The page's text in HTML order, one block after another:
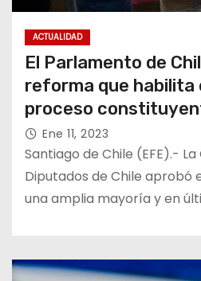
ACTUALIDAD
El Parlamento de
reforma que habilita
proceso
Ene 11, 2023
Santiago de Chile (EFE).-
Diputados de Chile aprobó
una amplia mayoría y en